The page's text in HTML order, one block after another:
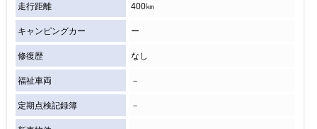
走行距離 400㎞
キャンピングカー ー
修復歴 なし
福祉車両 －
定期点検記録簿 －